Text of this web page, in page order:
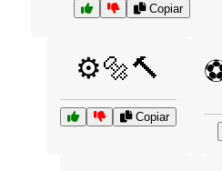
Copiar
⚙️🔩🔨
Copiar